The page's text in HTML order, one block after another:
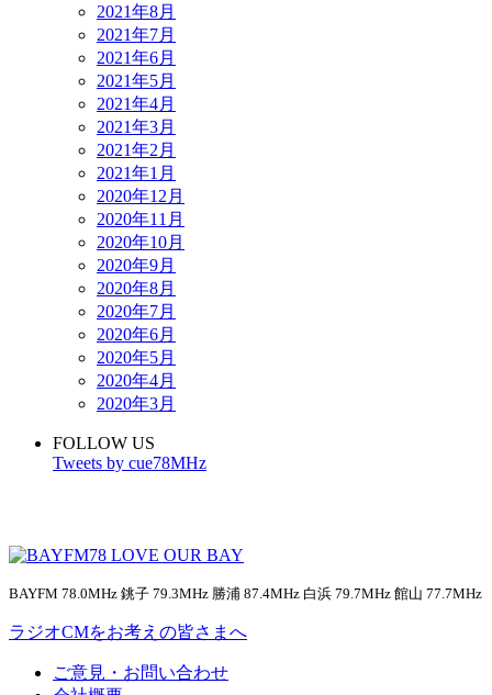
2021年8月
2021年7月
2021年6月
2021年5月
2021年4月
2021年3月
2021年2月
2021年1月
2020年12月
2020年11月
2020年10月
2020年9月
2020年8月
2020年7月
2020年6月
2020年5月
2020年4月
2020年3月
FOLLOW US
Tweets by cue78MHz
BAYFM 78.0MHz 銚子 79.3MHz 勝浦 87.4MHz 白浜 79.7MHz 館山 77.7MHz
ラジオCMをお考えの皆さまへ
ご意見・お問い合わせ